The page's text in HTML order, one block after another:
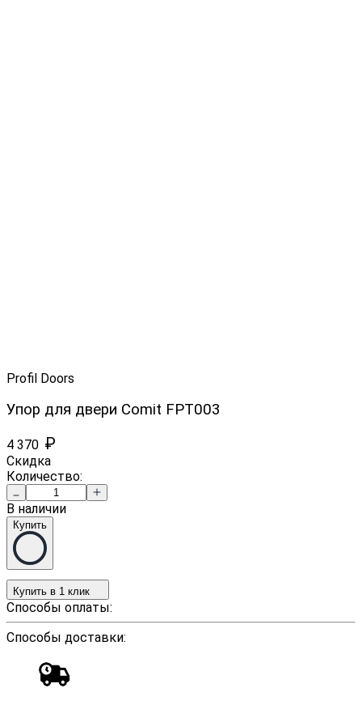
Profil Doors
Упор для двери Comit FPT003
4 370 ₽
Скидка
Количество:
В наличии
Купить
Купить в 1 клик
Способы оплаты:
Способы доставки: